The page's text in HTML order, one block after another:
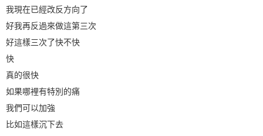
我現在已經改反方向了
好我再反過來做這第三次
好這樣三次了快不快
快
真的很快
如果哪裡有特別的痛
我們可以加強
比如這樣沉下去